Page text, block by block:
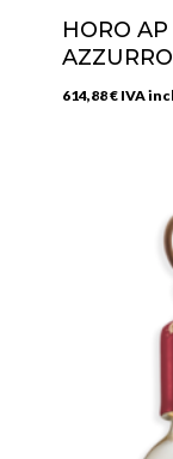
HORO
AZZURRO
614,88€ IVA